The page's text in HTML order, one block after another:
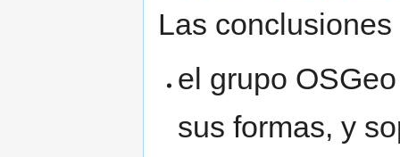
Las
el grupo
sus formas, y